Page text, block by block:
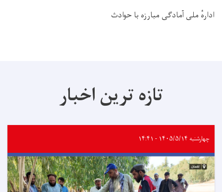
ادارهٔ ملی آمادگی مبارزه با حوادث
تازه ترین اخبار
چهارشنبه ۱۴۰۵/۵/۱۴ - ۱۴:۴۱